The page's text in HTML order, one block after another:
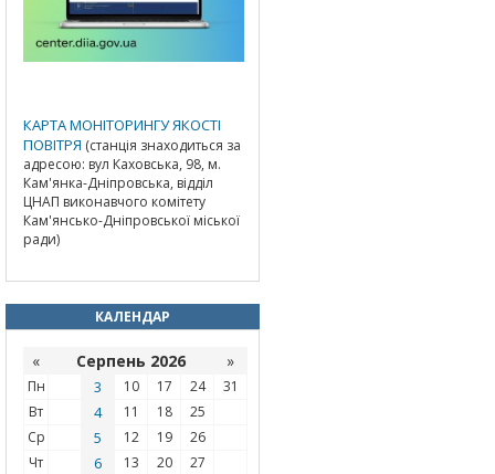
КАРТА МОНІТОРИНГУ ЯКОСТІ
ПОВІТРЯ (станція знаходиться за
адресою: вул Каховська, 98, м.
Кам'янка-Дніпровська, відділ
ЦНАП виконавчого комітету
Кам'янсько-Дніпровської міської
ради)
КАЛЕНДАР
« Серпень 2026 »
Пн 3 10 17 24
31
Вт
4 11 18
25
Ср
5 12 19
26
Чт
6 13 20
27